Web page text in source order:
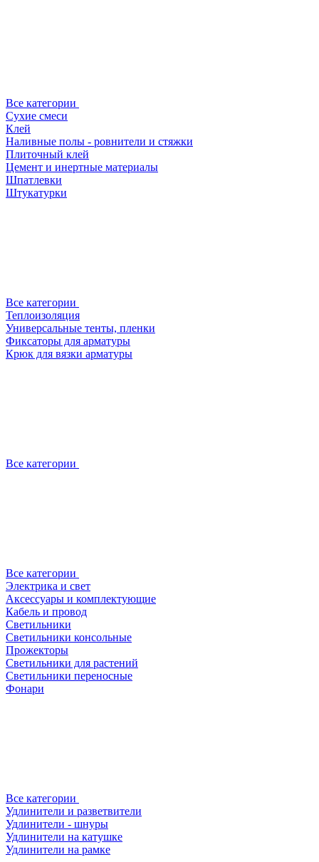
Все категории
Сухие смеси
Клей
Наливные полы - ровнители и стяжки
Плиточный клей
Цемент и инертные материалы
Шпатлевки
Штукатурки
Все категории
Теплоизоляция
Универсальные тенты, пленки
Фиксаторы для арматуры
Крюк для вязки арматуры
Все категории
Все категории
Электрика и свет
Аксессуары и комплектующие
Кабель и провод
Светильники
Светильники консольные
Прожекторы
Светильники для растений
Светильники переносные
Фонари
Все категории
Удлинители и разветвители
Удлинители - шнуры
Удлинители на катушке
Удлинители на рамке